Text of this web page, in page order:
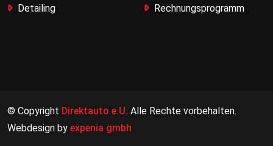
Detailing
Rechnungsprogramm
© Copyright Direktauto e.U. Alle Rechte vorbehalten.
Webdesign by expenia gmbh